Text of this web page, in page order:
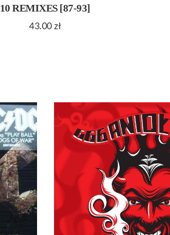
10 REMIXES [87-93]
43.00zł